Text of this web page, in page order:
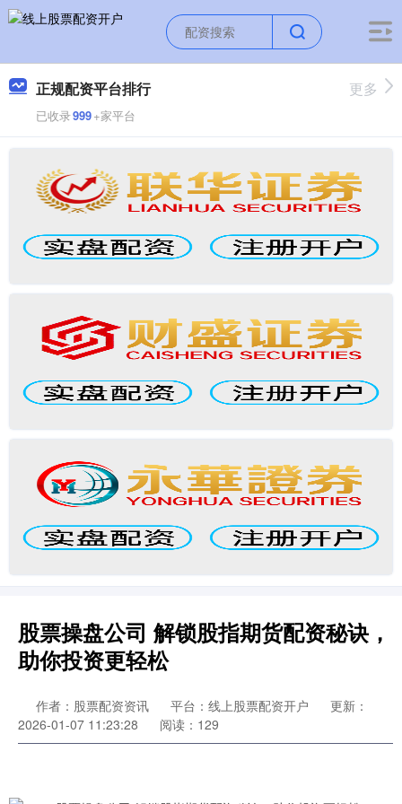
正规配资平台排行
已收录999+家平台
更多
股票操盘公司 解锁股指期货配资秘诀，
助你投资更轻松
作者：股票配资资讯 平台：线上股票配资开户
更新：
2026-01-07 11:23:28
阅读：129